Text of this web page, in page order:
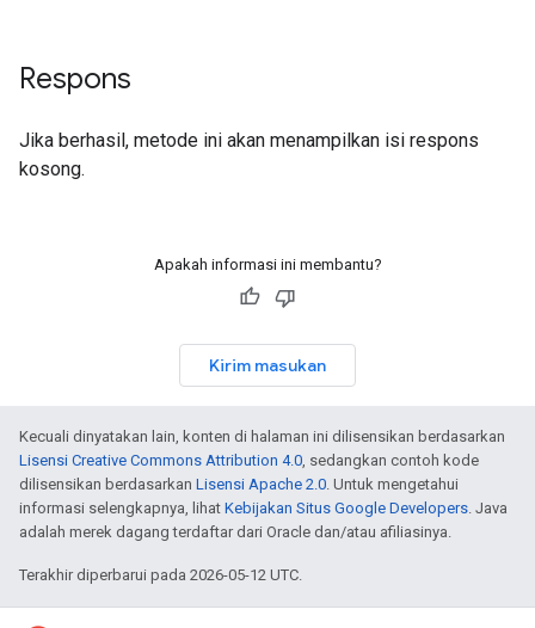
Respons
Jika berhasil, metode ini akan menampilkan isi respons
kosong.
Apakah informasi ini membantu?
Kirim masukan
Kecuali dinyatakan lain, konten di halaman ini dilisensikan berdasarkan
Lisensi Creative Commons Attribution 4.0, sedangkan contoh kode
dilisensikan berdasarkan Lisensi Apache 2.0. Untuk mengetahui
informasi selengkapnya, lihat Kebijakan Situs Google Developers. Java
adalah merek dagang terdaftar dari Oracle dan/atau afiliasinya.
Terakhir diperbarui pada 2026-05-12 UTC.